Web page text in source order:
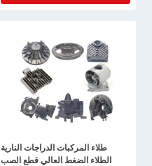
طلاء المركبات الدراجات النارية
الطلاء الضغط العالي قطع الصب